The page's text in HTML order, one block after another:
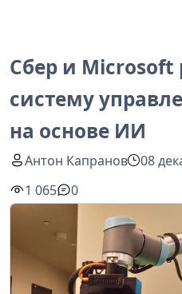
Сбер и Microsoft
систему
на основе ИИ
Антон Капранов
08
1 065
0